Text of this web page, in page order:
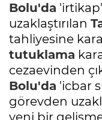
Bolu'da
uzaklaştırılan
tahliyesine
tutuklama
cezaevinden
Bolu'da 'icbar
görevden